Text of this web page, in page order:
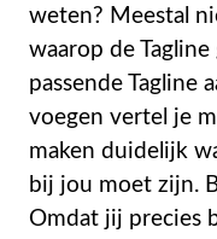
weten? Meestal
waarop de
passende Tagline
voegen vertel je
maken duidelijk
bij jou moet zijn.
Omdat jij precies